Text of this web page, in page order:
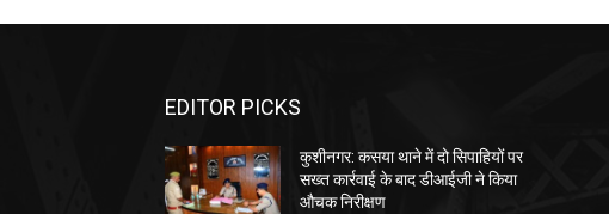
EDITOR PICKS
कुशीनगर: कसया थाने में दो सिपाहियों पर
सख्त कार्रवाई के बाद डीआईजी ने किया
औचक निरीक्षण